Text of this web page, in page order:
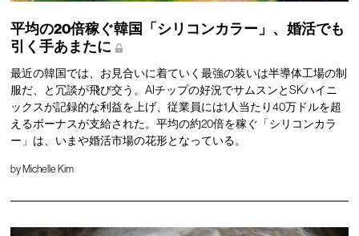
平均の20倍稼ぐ韓国「シリコンカラー」、婚活でも
引く手あまたに
最近の韓国では、お見合いに着ていく最強の装いは半導体工場の制
服だ、と冗談が飛び交う。AIチップの好況でサムスンとSKハイニ
ックスが記録的な利益を上げ、従業員には1人当たり40万ドルを超
えるボーナスが支給された。平均の約20倍を稼ぐ「シリコンカラ
ー」は、いまや婚活市場の花形となっている。
byMichelle Kim